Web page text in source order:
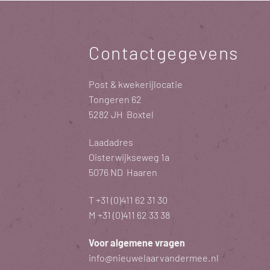
Contactgegevens
Post & kwekerijlocatie
Tongeren 62
5282 JH Boxtel
Laadadres
Oisterwijkseweg 1a
5076 ND Haaren
T+31 (0)411 62 31 30
M +31 (0)411 62 33 38
Voor algemene vragen
info@nieuwelaarvandermee.nl